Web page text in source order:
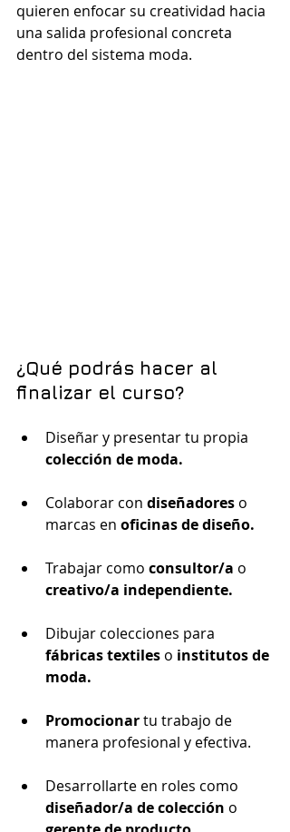
quieren enfocar su creatividad hacia
una salida profesional concreta
dentro del sistema moda.
¿Qué podrás hacer al
finalizar el curso?
Diseñar y presentar tu propia
colección de moda.
Colaborar con diseñadores o
marcas en oficinas de diseño.
Trabajar como consultor/a o
creativo/a independiente.
Dibujar colecciones para
fábricas textiles o institutos de
moda.
Promocionar tu trabajo de
manera profesional y efectiva.
Desarrollarte en roles como
diseñador/a de colección o